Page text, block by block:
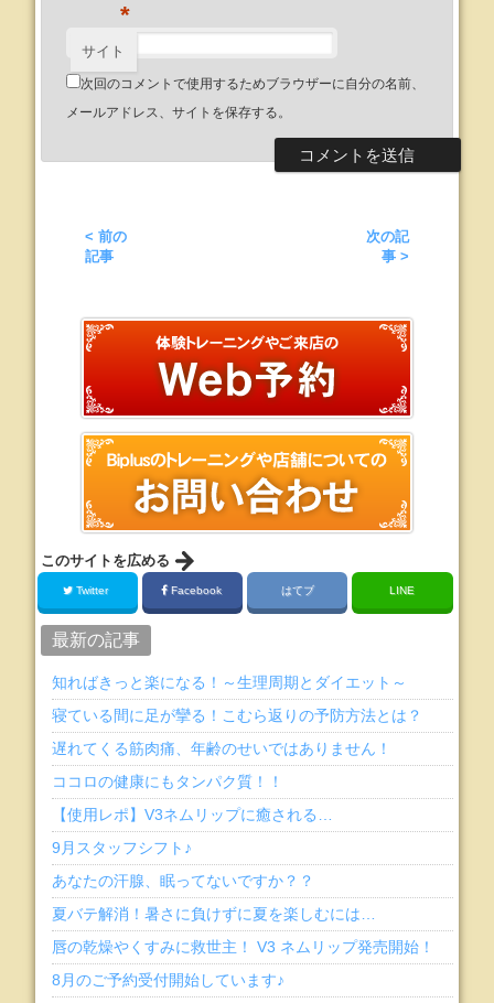
*
サイト
次回のコメントで使用するためブラウザーに自分の名前、
メールアドレス、サイトを保存する。
< 前の
記事
次の記
事 >
このサイトを広める
Twitter Facebook はてブ LINE
最新の記事
知ればきっと楽になる！～生理周期とダイエット～
寝ている間に足が攣る！こむら返りの予防方法とは？
遅れてくる筋肉痛、年齢のせいではありません！
ココロの健康にもタンパク質！！
【使用レポ】V3ネムリップに癒される…
9月スタッフシフト♪
あなたの汗腺、眠ってないですか？？
夏バテ解消！暑さに負けずに夏を楽しむには…
唇の乾燥やくすみに救世主！ V3 ネムリップ発売開始！
8月のご予約受付開始しています♪